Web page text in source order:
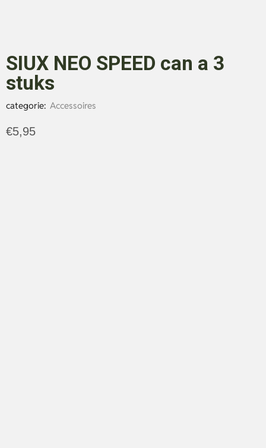
SIUX NEO SPEED can a 3
stuks
categorie: Accessoires
€5,95